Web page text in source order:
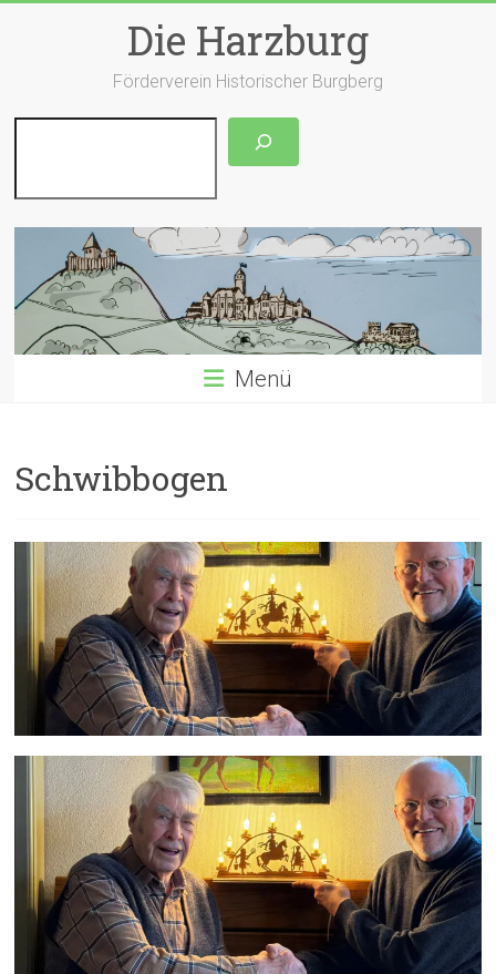
Die Harzburg
Förderverein Historischer Burgberg
Menü
Schwibbogen